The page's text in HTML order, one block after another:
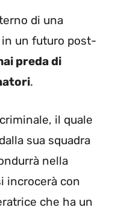
di una
in un futuro post-
preda di
.
il quale
sua squadra
nella
incrocerà con
che ha un